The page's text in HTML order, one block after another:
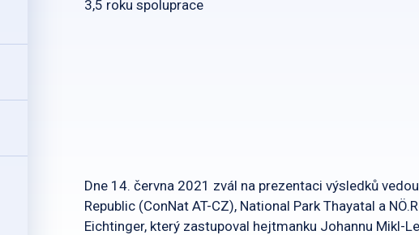
3,5 roku spoluprace
Dne 14. června 2021 zvál na prezentaci výsledků
Republic (ConNat AT-CZ), National Park Thayatal a
Eichtinger, který zastupoval hejtmanku Johannu Mikl-